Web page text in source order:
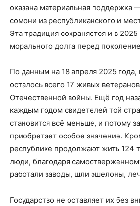
оказана материальная поддержка
сомони из республиканского и
Эта традиция сохраняется и в 2025
морального долга перед
По данным на 18 апреля 2025 года,
осталось всего 17 живых
Отечественной войны. Ещё год
каждым годом свидетелей той
становится всё меньше, и потому
приобретает особое значение.
республике продолжают жить 124
люди, благодаря
работали заводы, шли эшелоны,
Государство не оставляет их без